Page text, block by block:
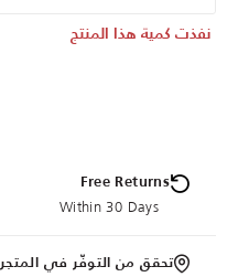
نفذت كمية هذا المنتج
Free Returns
Within 30 Days
تحقق من التوفّر في المتجر